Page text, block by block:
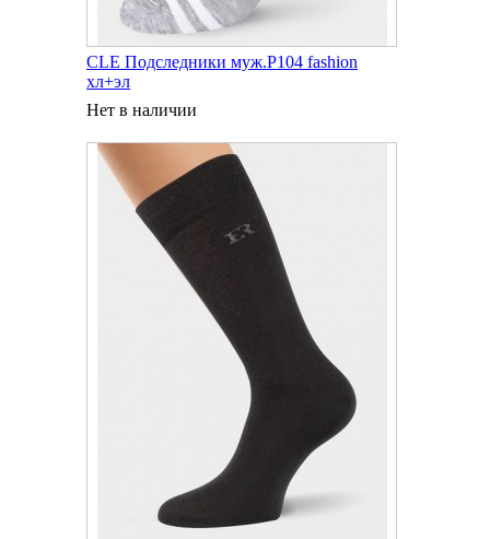
CLE Подследники муж.P104 fashion
хл+эл
Нет в наличии